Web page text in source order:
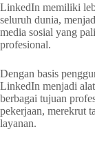
LinkedIn memiliki
seluruh dunia,
media sosial yang
profesional.
Dengan basis
LinkedIn menjadi
berbagai tujuan
pekerjaan, merekrut
layanan.